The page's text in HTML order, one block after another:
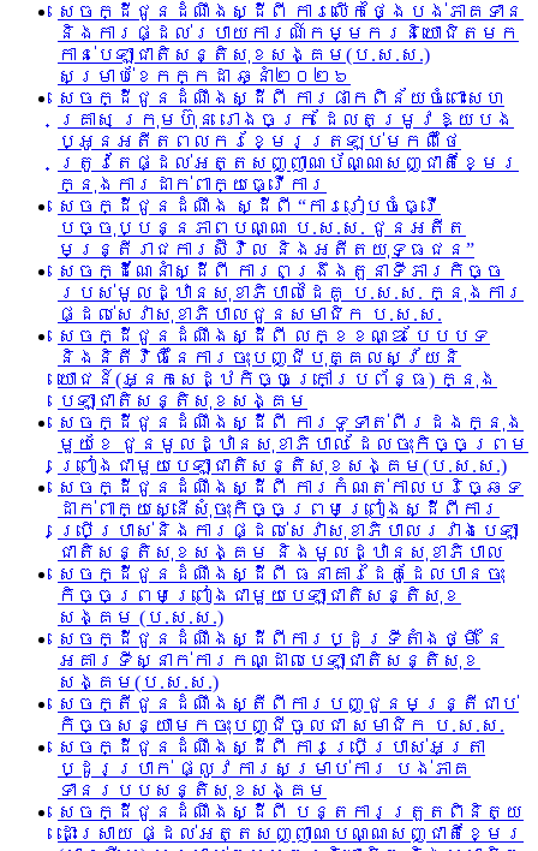
សេចក្ដីជូនដំណឹងស្ដីពី ការលើកថ្ងៃបង់ភាគទាន
និងការផ្ដល់របាយការណ៍កម្មករនិយោជិតមក
កាន់បេឡាជាតិសន្តិសុខសង្គម(ប.ស.ស.)
សម្រាប់ខែកក្កដា ឆ្នាំ២០២៦
សេចក្ដីជូនដំណឹងស្ដីពី ការផាកពិន័យចំពោះសហ
គ្រាស ក្រុមហ៊ុន រោងចក្រ ដែលតម្រូវឱ្យបង
ប្អូនអតីតពលករខ្មែរត្រឡប់មកពីថៃ
ត្រូវតែផ្ដល់អត្តសញ្ញាណប័ណ្ណសញ្ជាតិខ្មែរ
ក្នុងការដាក់ពាក្យធ្វើការ
សេចក្ដីជូនដំណឹង ស្ដីពី “ការរៀបចំធ្វើ
បច្ចុប្បន្នភាពបណ្ណ ប.ស.ស. ជូនអតីត
មន្ត្រីរាជការស៊ីវិល និងអតីតយុទ្ធជន”
សេចក្ដីណែនាំស្ដីពី ការពង្រឹងតួនាទីភារកិច្ច
របស់មូលដ្ឋានសុខាភិបាលដៃគូ ប.­ស.ស. ក្នុងការ
ផ្ដល់សេវាសុខាភិបាលជូនសមាជិក ប.ស.ស.
សេចក្ដីជូនដំណឹងស្ដីពី លក្ខខណ្ឌ បែបបទ
និងនិតីវិធីនៃការចុះបញ្ជីបុគ្គលស្វ័យនិ
យោជន៍(អ្នកសេដ្ឋកិច្ចក្រៅប្រព័ន្ធ) ក្នុង
បេឡាជាតិសន្តិសុខសង្គម
សេចក្ដីជូនដំណឹងស្ដីពី ការទូទាត់ពីរដងក្នុង
មួយខែ ជូនមូលដ្ឋានសុខាភិបាល ដែលចុះកិច្ចព្រម
ព្រៀងជាមួយបេឡាជាតិសន្តិសុខសង្គម(ប.ស.ស.)
សេចក្ដីជូនដំណឹងស្ដីពី ការកំណត់កាលបរិច្ឆេទ
ដាក់ពាក្យស្នើសុំចុះកិច្ចព្រមព្រៀងស្ដីពីការ
ប្រើប្រាស់និងការផ្ដល់សេវាសុខាភិបាលរវាងបេឡា
ជាតិសន្តិសុខសង្គម និងមូលដ្ឋានសុខាភិបាល
សេចក្ដីជូនដំណឹងស្ដីពី ធនាគារដៃគូដែលបានចុះ
កិច្ចព្រមព្រៀងជាមួយបេឡាជាតិសន្តិសុខ
សង្គម (ប.ស.ស.)
សេចក្ដីជូនដំណឹងស្ដីពីការប្ដូរទីតាំងថ្មី នៃ
អគារទីស្នាក់ការកណ្ដាលបេឡាជាតិសន្តិសុខ
សង្គម(ប.ស.ស.)
សេចក្តីជូនដំណឹងស្តីពីការបញ្ជូនមន្រ្តីជាប់
កិច្ចសន្យាមកចុះបញ្ជីចូលជា សមាជិក ប.ស.ស.
សេចក្ដីជូនដំណឹងស្ដីពី ការប្រើប្រាស់អត្រា
ប្ដូរប្រាក់ ផ្លូវការសម្រាប់ការ បង់ភាគ
ទានរបបសន្តិសុខសង្គម
សេចក្ដីជូនដំណឹងស្ដីពី បន្តការត្រួតពិនិត្យ
ដោះស្រាយ ផ្ដល់អត្តសញ្ញាណបណ្ណសញ្ជាតិខ្មែរ